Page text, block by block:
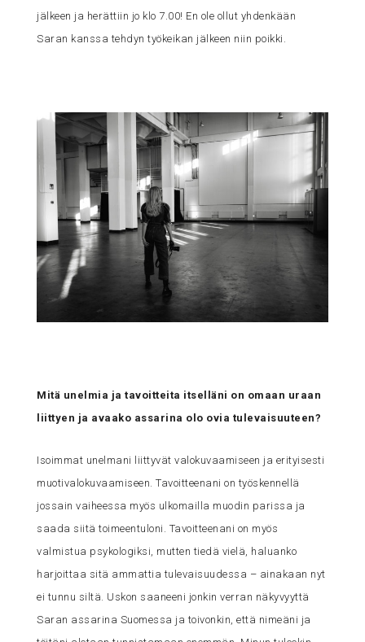
jälkeen ja herättiin jo klo 7.00! En ole ollut yhdenkään
Saran kanssa tehdyn työkeikan jälkeen niin poikki.
Mitä unelmia ja tavoitteita itselläni on omaan uraan
liittyen ja avaako assarina olo ovia tulevaisuuteen?
Isoimmat unelmani liittyvät valokuvaamiseen ja erityisesti
muotivalokuvaamiseen. Tavoitteenani on työskennellä
jossain vaiheessa myös ulkomailla muodin parissa ja
saada siitä toimeentuloni. Tavoitteenani on myös
valmistua psykologiksi, mutten tiedä vielä, haluanko
harjoittaa sitä ammattia tulevaisuudessa – ainakaan nyt
ei tunnu siltä. Uskon saaneeni jonkin verran näkyvyyttä
Saran assarina Suomessa ja toivonkin, että nimeäni ja